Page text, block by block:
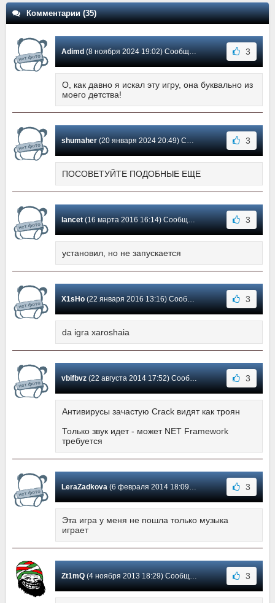
Комментарии (35)
Adimd(8 ноября 2024 19:02) Сообщение #35 3
О, как давно я искал эту игру, она буквально из
моего детства!
shumaher(20 января 2024 20:49) Сообщение #34 3
ПОСОВЕТУЙТЕ ПОДОБНЫЕ ЕЩЕ
lancet(16 марта 2016 16:14) Сообщение #33 3
установил, но не запускается
X1sHo(22 января 2016 13:16) Сообщение #32 3
da igra xaroshaia
vbifbvz(22 августа 2014 17:52) Сообщение #31 3
Антивирусы зачастую Crack видят как троян
Только звук идет - может NET Framework
требуется
LeraZadkova(6 февраля 2014 18:09) Сообщение #30 3
Эта игра у меня не пошла только музыка
играет
Zt1mQ(4 ноября 2013 18:29) Сообщение #29 3